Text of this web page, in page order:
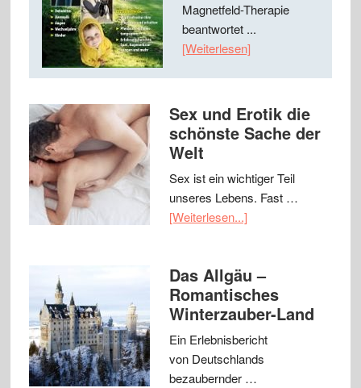
Magnetfeld-Therapie
beantwortet ...
[Weiterlesen]
Sex und Erotik die
schönste Sache der
Welt
Sex ist ein wichtiger Teil
unseres Lebens. Fast …
[Weiterlesen...]
Das Allgäu –
Romantisches
Winterzauber-Land
Ein Erlebnisbericht
von Deutschlands
bezaubernder …